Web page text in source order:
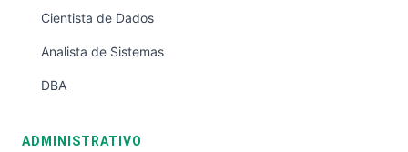
Cientista de Dados
Analista de Sistemas
DBA
ADMINISTRATIVO